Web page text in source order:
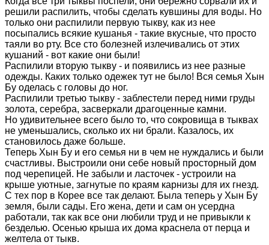
решили распилить, чтобы сделать кувшины для воды. Но
только они распилили первую тыкву, как из нее
посыпались всякие кушанья - такие вкусные, что просто
таяли во рту. Все сто болезней излечивались от этих
кушаний - вот какие они были!
Распилили вторую тыкву - и появились из нее разные
одежды. Каких только одежек тут не было! Вся семья Хын
Бу оделась с головы до ног.
Распилили третью тыкву - заблестели перед ними груды
золота, серебра, засверкали драгоценные камни.
Но удивительнее всего было то, что сокровища в тыквах
не уменьшались, сколько их ни брали. Казалось, их
становилось даже больше.
Теперь Хын Бу и его семья ни в чем не нуждались и были
счастливы. Выстроили они себе новый просторный дом
под черепицей. Не забыли и ласточек - устроили на
крыше уютные, загнутые по краям карнизы для их гнезд.
С тех пор в Корее все так делают. Была теперь у Хын Бу
земля, были сады. Его жена, дети и сам он усердна
работали, так как все они любили труд и не привыкли к
безделью. Осенью крыша их дома краснела от перца и
желтела от тыкв.